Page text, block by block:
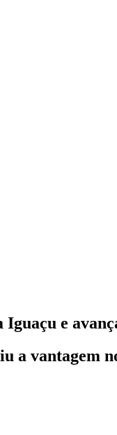
e
a vantagem